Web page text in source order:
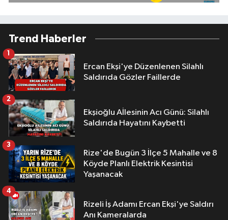
Trend Haberler
Ercan Ekşi'ye Düzenlenen Silahlı
Saldırıda Gözler Faillerde
1
Ekşioğlu Aİlesinin Acı Günü: Silahlı
Saldırıda Hayatını Kaybetti
2
Rize'de Bugün 3 İlçe 5 Mahalle ve 8
Köyde Planlı Elektrik Kesintisi
Yaşanacak
3
Rizeli İş Adamı Ercan Ekşi'ye Saldırı
Anı Kameralarda
4